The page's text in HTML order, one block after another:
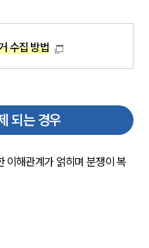
점
길
로펌
리
례
사례
동향
수집 방법
되는 경우
이해관계가 얽히며 분쟁이 복